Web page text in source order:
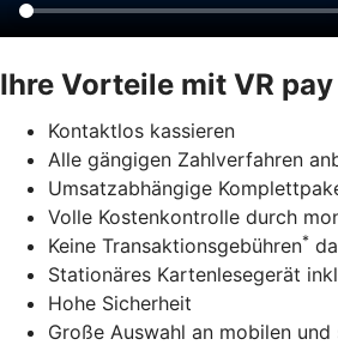
Ihre Vorteile mit VR
Kontaktlos kassieren
Alle gängigen Zahlverfahren
Umsatzabhängige
Volle Kostenkontrolle durch
Keine Transaktionsgebühren*
Stationäres Kartenlesegerät
Hohe Sicherheit
Große Auswahl an mobilen